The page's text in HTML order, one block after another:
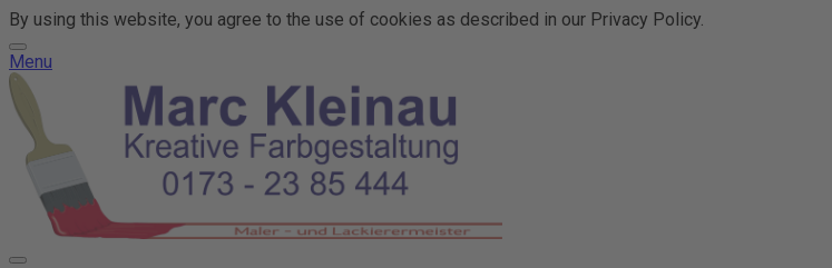
By using this website, you agree to the use of cookies as described in our Privacy Policy.
Menu